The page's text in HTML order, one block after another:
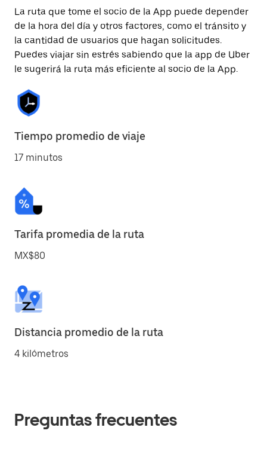
La ruta que tome el socio de la App puede depender
de la hora del día y otros factores, como el tránsito y
la cantidad de usuarios que hagan solicitudes.
Puedes viajar sin estrés sabiendo que la app de Uber
le sugerirá la ruta más eficiente al socio de la App.
Tiempo promedio de viaje
17 minutos
Tarifa promedia de la ruta
MX$80
Distancia promedio de la ruta
4 kilómetros
Preguntas frecuentes